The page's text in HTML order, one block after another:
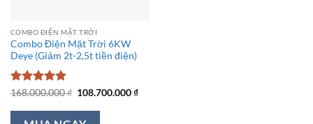
COMBO ĐIỆN MẶT TRỜI
Combo Điện Mặt Trời 6KW
Deye (Giảm 2t-2,5t tiền điện)
Được xếp
sao
168.000.000₫ Giá
là:
168.000.000 ₫.
108.700.000₫Giá